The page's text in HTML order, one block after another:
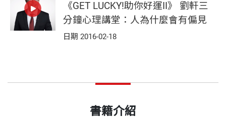
《GET LUCKY!助你好運II》 劉軒三
分鐘心理講堂：人為什麼會有偏見
日期 2016-02-18
書籍介紹